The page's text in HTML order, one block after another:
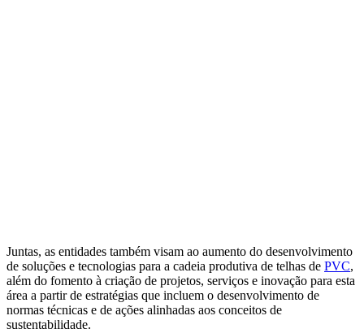
Juntas, as entidades também visam ao aumento do desenvolvimento
de soluções e tecnologias para a cadeia produtiva de telhas de PVC,
além do fomento à criação de projetos, serviços e inovação para esta
área a partir de estratégias que incluem o desenvolvimento de
normas técnicas e de ações alinhadas aos conceitos de
sustentabilidade.